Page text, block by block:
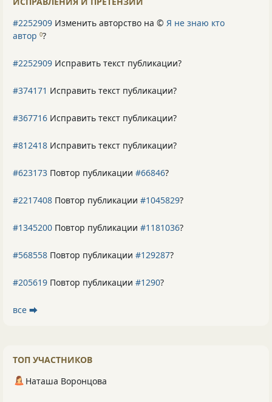
#2252909 Изменить авторство на © Я не знаю кто
автор 0?
#2252909 Исправить текст публикации?
#374171 Исправить текст публикации?
#367716 Исправить текст публикации?
#812418 Исправить текст публикации?
#623173 Повтор публикации #66846?
#2217408 Повтор публикации #1045829?
#1345200 Повтор публикации #1181036?
#568558 Повтор публикации #129287?
#205619 Повтор публикации #1290?
все ⮕
ТОП УЧАСТНИКОВ
Наташа Воронцова